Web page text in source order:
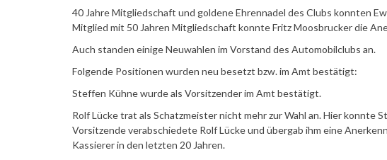
40 Jahre Mitgliedschaft und goldene Ehrennadel des Clubs konnten
Mitglied mit 50 Jahren Mitgliedschaft konnte Fritz Moosbrucker die
Auch standen einige Neuwahlen im Vorstand des Automobilclubs an.
Folgende Positionen wurden neu besetzt bzw. im Amt bestätigt:
Steffen Kühne wurde als Vorsitzender im Amt bestätigt.
Rolf Lücke trat als Schatzmeister nicht mehr zur Wahl an. Hier konnte
Vorsitzende verabschiedete Rolf Lücke und übergab ihm eine
Kassierer in den letzten 20 Jahren.